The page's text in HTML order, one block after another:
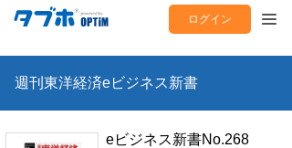
ログイン
週刊東洋経済eビジネス新書
eビジネス新書No.268